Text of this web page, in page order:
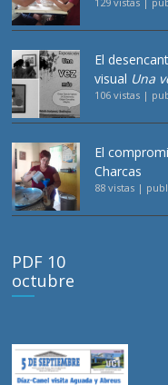
El
visual Una
106 vistas |
El
Charcas
88 vistas |
PDF 10
octubre